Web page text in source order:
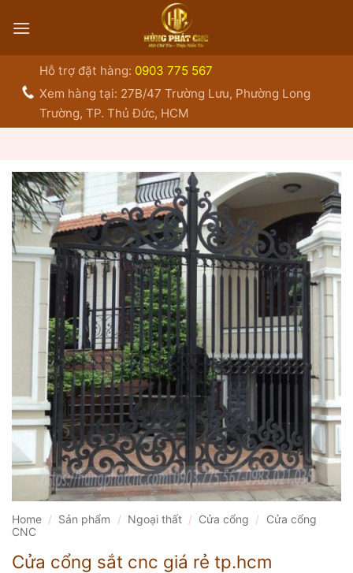
qua
Hỗ trợ đặt hàng: 0903 775 567
Xem hàng tại: 27B/47 Trường Lưu, Phường Long
Trường, TP. Thủ Đức, HCM
Home / Sản phẩm / Ngoại thất / Cửa cổng /
Cửa cổng
CNC
Cửa cổng sắt cnc giá rẻ tp.hcm